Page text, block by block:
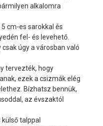
alkalomra
5 cm-es sarokkal és
fel- és levehető.
úgy a városban való
tervezték, hogy
ezek a csizmák elég
Bízhatsz bennük,
az évszaktól
talppal